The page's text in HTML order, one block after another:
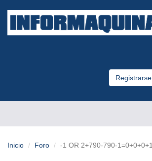
Registrarse
Inicio Foro -1 OR 2+790-790-1=0+0+0+1